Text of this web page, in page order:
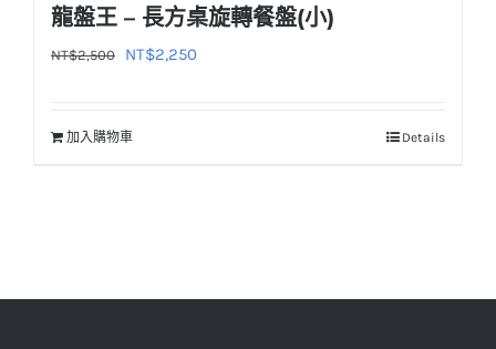
龍盤王 – 長方桌旋轉餐盤(小)
NT$2,500
原
格：
NT$2,250
加入購物車 Details